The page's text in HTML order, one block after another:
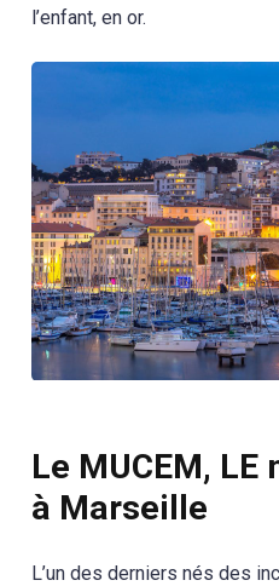
l’enfant, en or.
Le MUCEM,
à Marseille
L’un des derniers nés des